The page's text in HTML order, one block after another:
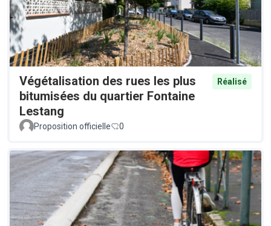
Végétalisation des rues les plus
bitumisées du quartier Fontaine
Lestang
Réalisé
Proposition officielle 0